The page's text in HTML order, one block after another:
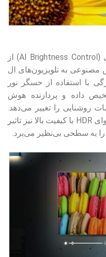
کنترل روشنایی هوش مصنوعی (AI Brightness Control) از
به تلویزیون‌های ال
با استفاده از حسگر نور
داده و پردازنده هوش
روشنایی را تغییر می‌دهد.
این کارکرد حتی در تماشای محتوای HDR با کیفیت بالا نیز تاثیر
را به سطحی بی‌نظیر می‌برد.